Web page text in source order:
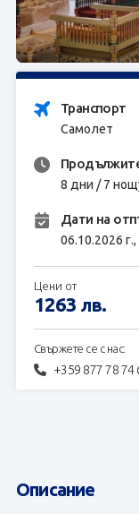
Транспорт
Самолет
8 дни / 7
Дати на
06.10.2026 г.,
Свържете се с нас:
+359 877 78 74
Цени от
1263 лв.
Описание